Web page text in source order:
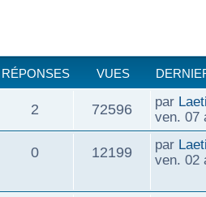
RÉPONSES VUES
2 72596 par
ven. 07
0 12199 par
ven. 02